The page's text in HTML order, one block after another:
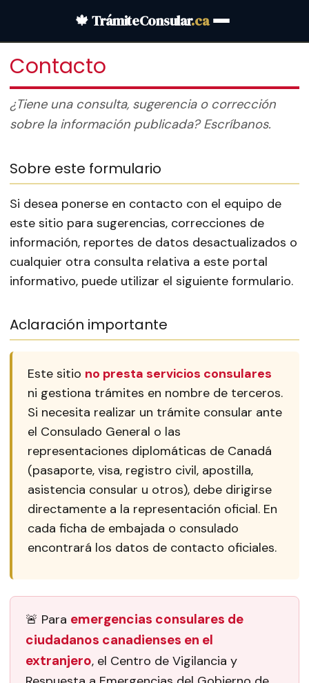
🍁 TrámiteConsular.ca
Contacto
¿Tiene una consulta, sugerencia o corrección
sobre la información publicada? Escríbanos.
Sobre este formulario
Si desea ponerse en contacto con el equipo de
este sitio para sugerencias, correcciones de
información, reportes de datos desactualizados o
cualquier otra consulta relativa a este portal
informativo, puede utilizar el siguiente formulario.
Aclaración importante
Este sitio no presta servicios consulares
ni gestiona trámites en nombre de terceros.
Si necesita realizar un trámite consular ante
el Consulado General o las
representaciones diplomáticas de Canadá
(pasaporte, visa, registro civil, apostilla,
asistencia consular u otros), debe dirigirse
directamente a la representación oficial. En
cada ficha de embajada o consulado
encontrará los datos de contacto oficiales.
🚨 Para emergencias consulares de
ciudadanos canadienses en el
extranjero, el Centro de Vigilancia y